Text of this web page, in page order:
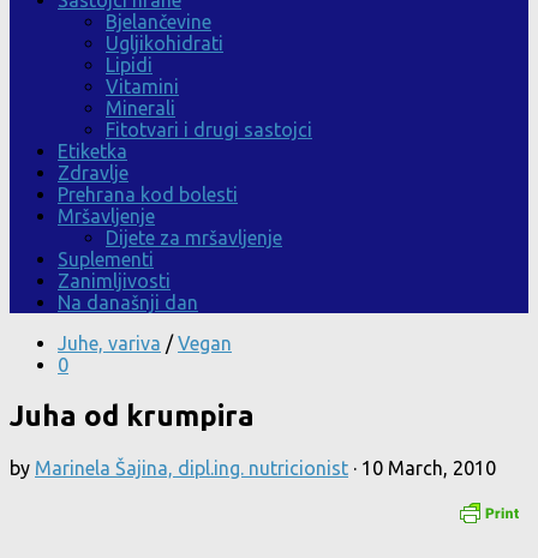
Bjelančevine
Ugljikohidrati
Lipidi
Vitamini
Minerali
Fitotvari i drugi sastojci
Etiketka
Zdravlje
Prehrana kod bolesti
Mršavljenje
Dijete za mršavljenje
Suplementi
Zanimljivosti
Na današnji dan
Juhe, variva / Vegan
0
Juha od krumpira
by Marinela Šajina, dipl.ing. nutricionist · 10 March, 2010